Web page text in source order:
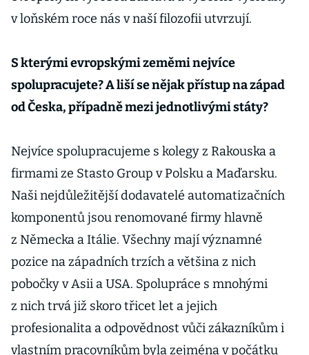
v loňském roce nás v naší filozofii utvrzují.
S kterými evropskými zeměmi nejvíce
spolupracujete? A liší se nějak přístup na západ
od Česka, případně mezi jednotlivými státy?
Nejvíce spolupracujeme s kolegy z Rakouska a
firmami ze Stasto Group v Polsku a Maďarsku.
Naši nejdůležitější dodavatelé automatizačních
komponentů jsou renomované firmy hlavně
z Německa a Itálie. Všechny mají významné
pozice na západních trzích a většina z nich
pobočky v Asii a USA. Spolupráce s mnohými
z nich trvá již skoro třicet let a jejich
profesionalita a odpovědnost vůči zákazníkům i
vlastním pracovníkům byla zejména v počátku